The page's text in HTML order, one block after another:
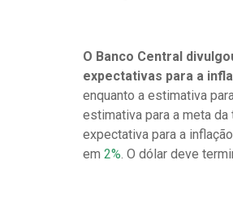
O Banco Central
expectativas para a
enquanto a estimativa
estimativa para a meta da
expectativa para a
em 2%. O dólar deve